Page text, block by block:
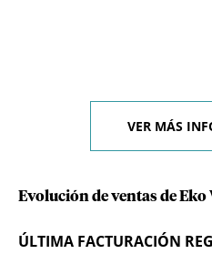
VER MÁS
Evolución de ventas de Eko
ÚLTIMA FACTURACIÓN